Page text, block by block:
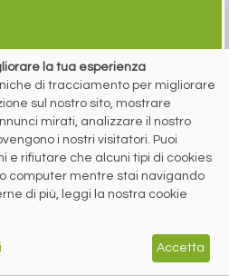
Morandi Group s.r.l.
Milani 5
la tua esperienza
di tracciamento per migliorare
sul nostro sito, mostrare
mirati, analizzare il nostro
i nostri visitatori. Puoi
e rifiutare che alcuni tipi di cookies
computer mentre stai navigando
di più, leggi la nostra cookie
Accetta